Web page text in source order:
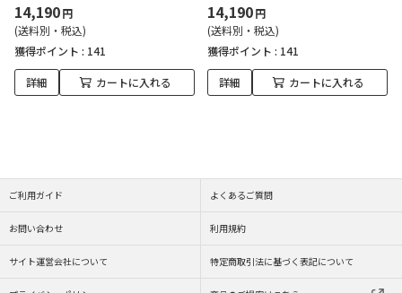
14,190円
(送料別・税込)
獲得ポイント : 141
詳細 カートに入れる
14,190円
(送料別・税込)
獲得ポイント : 141
詳細 カートに入れる
ご利用ガイド よくあるご質問
お問い合わせ 利用規約
サイト運営会社について 特定商取引法に基づく表記について